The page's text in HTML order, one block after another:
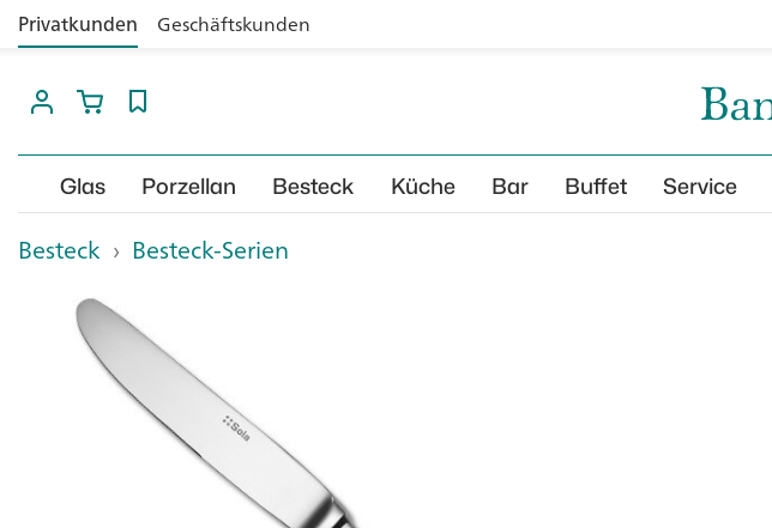
Privatkunden Geschäftskunden
Glas Porzellan Besteck Küche Bar Buffet Service
Besteck › Besteck-Serien